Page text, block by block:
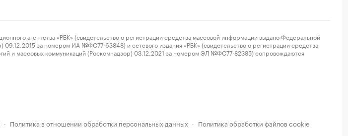
агентства «РБК» (свидетельство о регистрации средства массовой информации выдано Федеральной
за номером ИА №ФС77-63848) и сетевого издания «РБК» (свидетельство о регистрации средства
и массовых коммуникаций (Роскомнадзор) 03.12.2021 за номером ЭЛ №ФС77-82385) сопровождаются
· Политика в отношении обработки персональных данных · Политика обработки файлов cookie